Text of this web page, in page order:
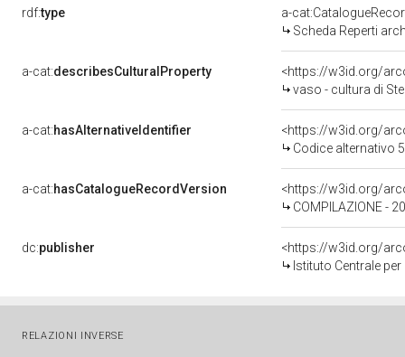
rdf:type
a-
Scheda Reperti
a-cat:describesCulturalProperty
<https://w3id.org/
vaso - cultura di
a-cat:hasAlternativeIdentifier
<https://w3id.org/
Codice alternativo
a-cat:hasCatalogueRecordVersion
COMPILAZIONE -
dc:publisher
<https://w3id.org/
Istituto Centrale
RELAZIONI INVERSE